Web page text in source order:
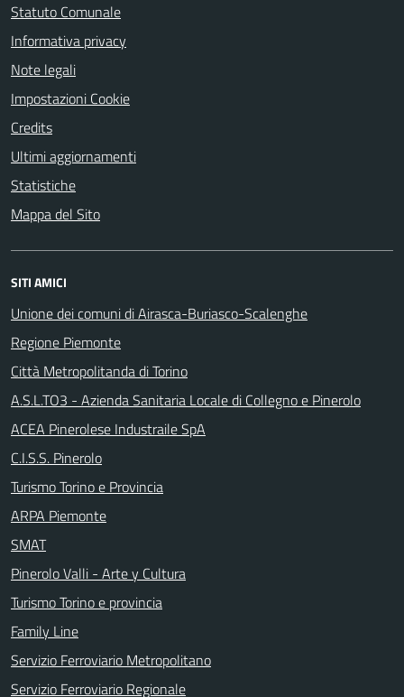
Statuto Comunale
Informativa privacy
Note legali
Impostazioni Cookie
Credits
Ultimi aggiornamenti
Statistiche
Mappa del Sito
SITI AMICI
Unione dei comuni di Airasca-Buriasco-Scalenghe
Regione Piemonte
Città Metropolitanda di Torino
A.S.L.TO3 - Azienda Sanitaria Locale di Collegno e Pinerolo
ACEA Pinerolese Industraile SpA
C.I.S.S. Pinerolo
Turismo Torino e Provincia
ARPA Piemonte
SMAT
Pinerolo Valli - Arte y Cultura
Turismo Torino e provincia
Family Line
Servizio Ferroviario Metropolitano
Servizio Ferroviario Regionale